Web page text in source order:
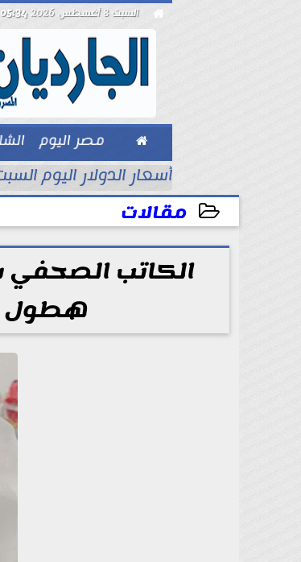
 السبت 8 أغسطس 2026 05:34 مـ
 مصر اليوم
بيزنس
أسعار الدولار اليوم السبت 8-8-
مقالات
2024-09-03 07:02:44
الكاتب الصحفي
هطول